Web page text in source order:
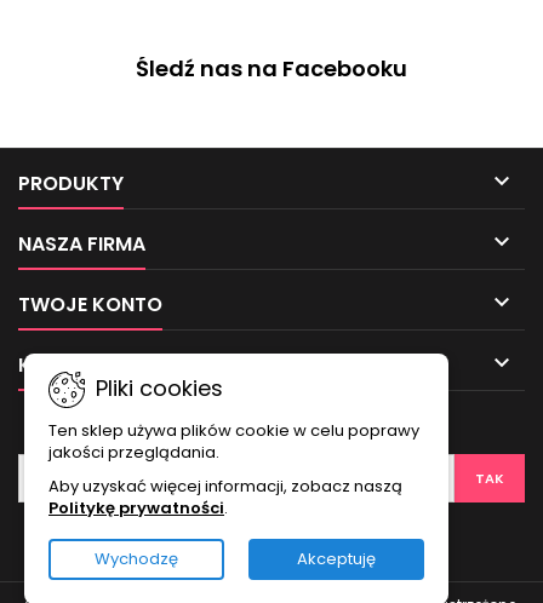
Śledź nas na Facebooku
PRODUKTY 
NASZA FIRMA 
TWOJE KONTO 
KONTAKT 
Pliki cookies
Ten sklep używa plików cookie w celu poprawy
jakości przeglądania.
Aby uzyskać więcej informacji, zobacz naszą
Politykę prywatności.
Wychodzę Akceptuję
NEWSLETTER